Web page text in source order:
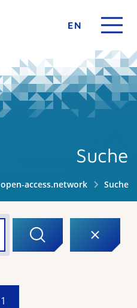
EN
Suche
open-access.network Suche
1